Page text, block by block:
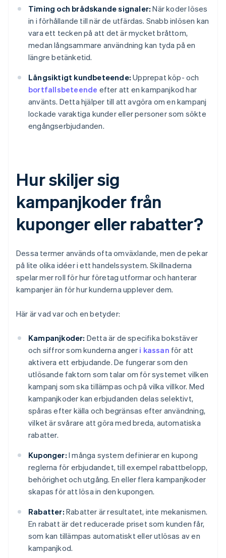
Timing och brådskande signaler: När koder löses
in i förhållande till när de utfärdas. Snabb inlösen kan
vara ett tecken på att det är mycket bråttom,
medan långsammare användning kan tyda på en
längre betänketid.
Långsiktigt kundbeteende: Upprepat köp- och
bortfallsbeteende efter att en kampanjkod har
använts. Detta hjälper till att avgöra om en kampanj
lockade varaktiga kunder eller personer som sökte
engångserbjudanden.
Hur skiljer sig
kampanjkoder från
kuponger eller rabatter?
Dessa termer används ofta omväxlande, men de pekar
på lite olika idéer i ett handelssystem. Skillnaderna
spelar mer roll för hur företag utformar och hanterar
kampanjer än för hur kunderna upplever dem.
Här är vad var och en betyder:
Kampanjkoder: Detta är de specifika bokstäver
och siffror som kunderna anger i kassan för att
aktivera ett erbjudande. De fungerar som den
utlösande faktorn som talar om för systemet vilken
kampanj som ska tillämpas och på vilka villkor. Med
kampanjkoder kan erbjudanden delas selektivt,
spåras efter källa och begränsas efter användning,
vilket är svårare att göra med breda, automatiska
rabatter.
Kuponger: I många system definierar en kupong
reglerna för erbjudandet, till exempel rabattbelopp,
behörighet och utgång. En eller flera kampanjkoder
skapas för att lösa in den kupongen.
Rabatter: Rabatter är resultatet, inte mekanismen.
En rabatt är det reducerade priset som kunden får,
som kan tillämpas automatiskt eller utlösas av en
kampanjkod.